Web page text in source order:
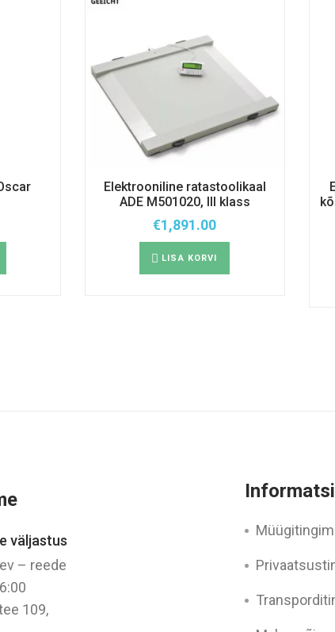
Elektrooniline ratastoolikaal
ADE M501020, III klass
€1,891.00
LISA KORVI
väljastus
– reede
109,